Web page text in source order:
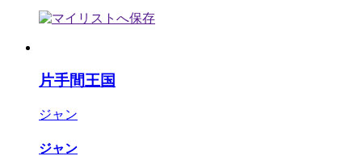
片手間王国
ジャン
ジャン